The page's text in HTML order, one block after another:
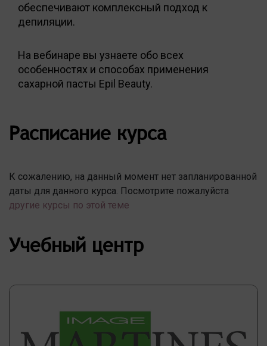
обеспечивают комплексный подход к
депиляции.
На вебинаре вы узнаете обо всех
особенностях и способах применения
сахарной пасты Epil Beauty.
Расписание курса
К сожалению, на данный момент нет запланированной
даты для данного курса. Посмотрите пожалуйста
другие курсы по этой теме
Учебный центр